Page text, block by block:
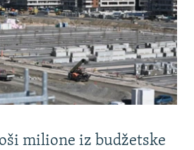
milione iz budžetske